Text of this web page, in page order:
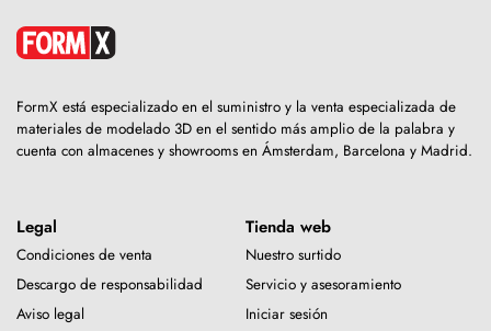
FormX está especializado en el suministro y la venta especializada de
materiales de modelado 3D en el sentido más amplio de la palabra y
cuenta con almacenes y showrooms en Ámsterdam, Barcelona y Madrid.
Legal
Condiciones de venta
Descargo de responsabilidad
Aviso legal
Tienda web
Nuestro surtido
Servicio y asesoramiento
Iniciar sesión